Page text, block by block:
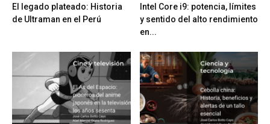
El legado plateado: Historia
de Ultraman en el Perú
Intel Core i9: potencia, límites
y sentido del alto rendimiento
en...